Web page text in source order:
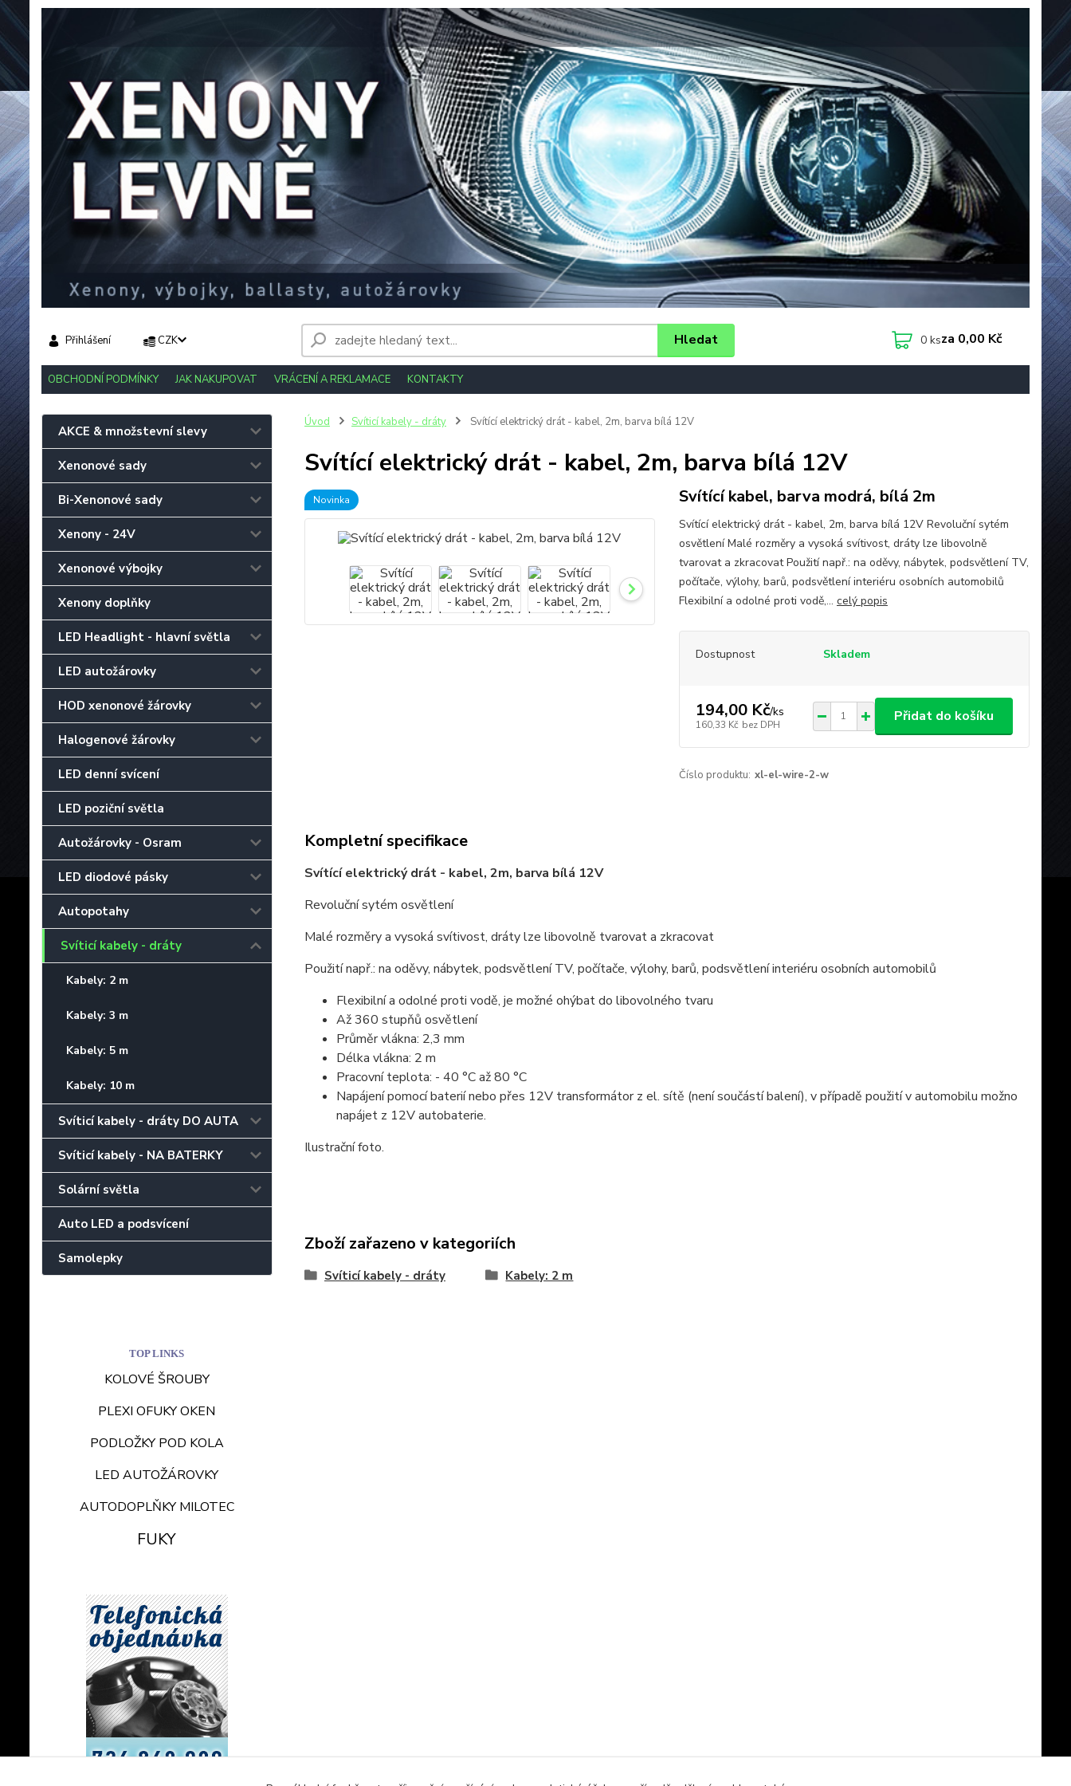
OBCHODNÍ PODMÍNKY JAK NAKUPOVAT VRÁCENÍ A REKLAMACE KONTAKTY
CZK
Přihlášení Hledat 0ksza 0,00 Kč
AKCE & množstevní slevy
Xenonové sady
Bi-Xenonové sady
Xenony - 24V
Xenonové výbojky
Xenony doplňky
LED Headlight - hlavní světla
LED autožárovky
HOD xenonové žárovky
Halogenové žárovky
LED denní svícení
LED poziční světla
Autožárovky - Osram
LED diodové pásky
Autopotahy
Svíticí kabely - dráty
Kabely: 2 m
Kabely: 3 m
Kabely: 5 m
Kabely: 10 m
Svíticí kabely - dráty DO AUTA
Svíticí kabely - NA BATERKY
Solární světla
Auto LED a podsvícení
Samolepky
TOP LINKS
KOLOVÉ ŠROUBY
PLEXI OFUKY OKEN
PODLOŽKY POD KOLA
LED AUTOŽÁROVKY
AUTODOPLŇKY MILOTEC
FUKY
Úvod Svíticí kabely - dráty Svítící elektrický drát - kabel, 2m, barva bílá 12V
Svítící elektrický drát - kabel, 2m, barva bílá 12V
Novinka Svítící kabel, barva modrá, bílá 2m
Svítící elektrický drát - kabel, 2m, barva bílá 12V Revoluční sytém
osvětlení Malé rozměry a vysoká svítivost, dráty lze libovolně
tvarovat a zkracovat Použití např.: na oděvy, nábytek, podsvětlení TV,
počítače, výlohy, barů, podsvětlení interiéru osobních automobilů
Flexibilní a odolné proti vodě,... celý popis
Dostupnost Skladem
194,00 Kč/ks
160,33 Kč bez DPH
Přidat do košíku
Číslo produktu: xl-el-wire-2-w
Kompletní specifikace
Svítící elektrický drát - kabel, 2m, barva bílá 12V
Revoluční sytém osvětlení
Malé rozměry a vysoká svítivost, dráty lze libovolně tvarovat a zkracovat
Použití např.: na oděvy, nábytek, podsvětlení TV, počítače, výlohy, barů, podsvětlení interiéru osobních automobilů
Flexibilní a odolné proti vodě, je možné ohýbat do libovolného tvaru
Až 360 stupňů osvětlení
Průměr vlákna: 2,3 mm
Délka vlákna: 2 m
Pracovní teplota: - 40 °C až 80 °C
Napájení pomocí baterií nebo přes 12V transformátor z el. sítě (není součástí balení), v případě použití v automobilu možno
napájet z 12V autobaterie.
Ilustrační foto.
Zboží zařazeno v kategoriích
Svíticí kabely - dráty Kabely: 2 m